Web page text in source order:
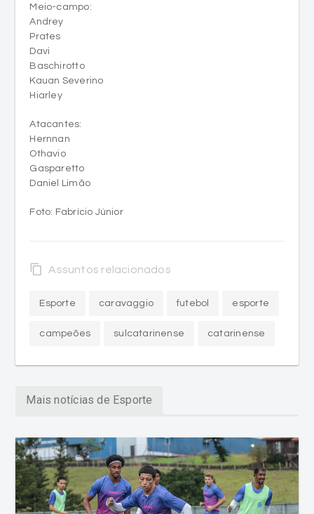
Davi
Baschirotto
Kauan Severino
Hiarley
Atacantes:
Hernnan
Gasparetto
Daniel Limão
Foto: Fabrício Júnior